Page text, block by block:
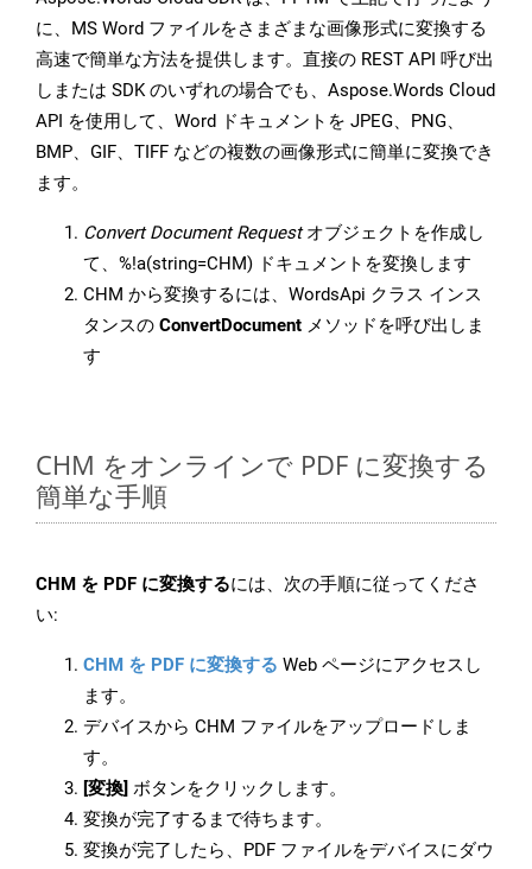
に、MS Word ファイルをさまざまな画像形式に変換する
高速で簡単な方法を提供します。直接の REST API 呼び出
しまたは SDK のいずれの場合でも、Aspose.Words Cloud
API を使用して、Word ドキュメントを JPEG、PNG、
BMP、GIF、TIFF などの複数の画像形式に簡単に変換でき
ます。
Convert Document Requestオブジェクトを作成し
て、%!a(string=CHM) ドキュメントを変換します
CHM から変換するには、WordsApi クラス インス
タンスの ConvertDocument メソッドを呼び出しま
す
CHM をオンラインで PDF に変換する
簡単な手順
CHM を PDF に変換するには、次の手順に従ってくださ
い:
CHM を PDF に変換する Web ページにアクセスし
ます。
デバイスから CHM ファイルをアップロードしま
す。
[変換] ボタンをクリックします。
変換が完了するまで待ちます。
変換が完了したら、PDF ファイルをデバイスにダウ